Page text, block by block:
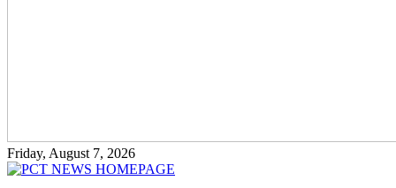
Friday, August 7, 2026